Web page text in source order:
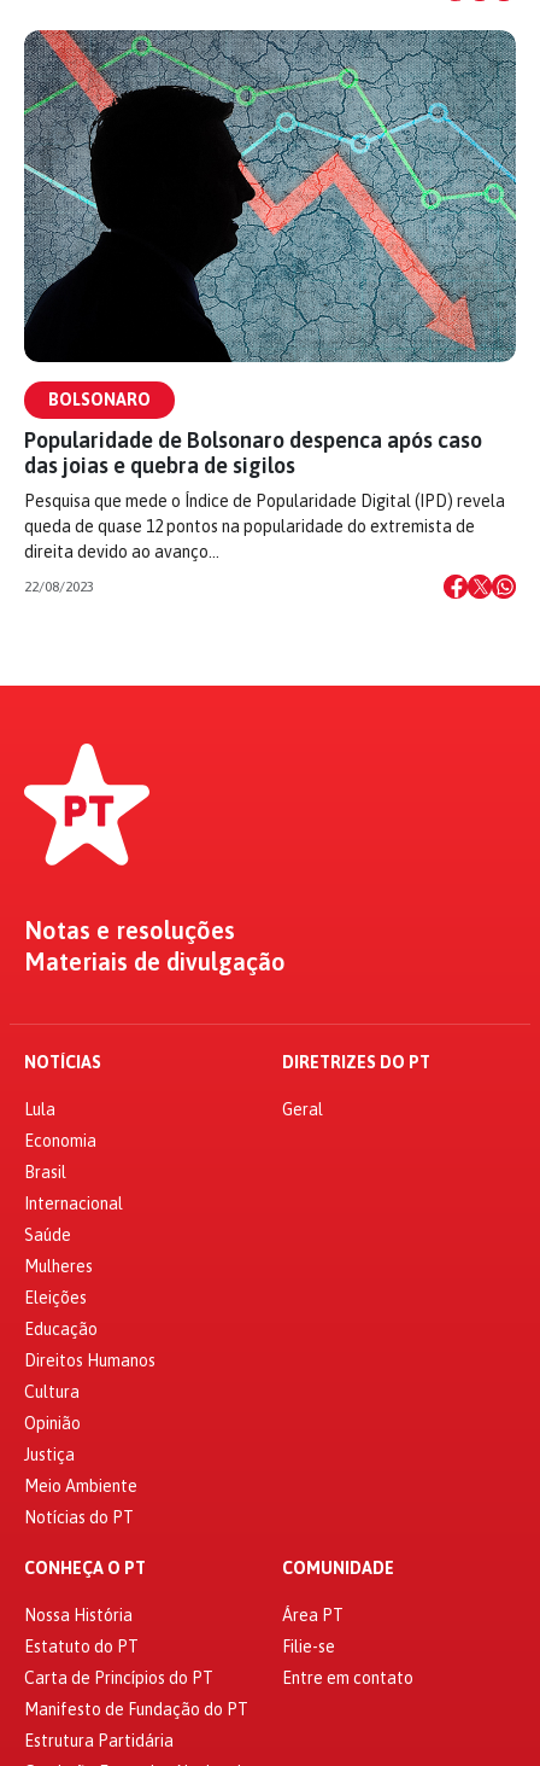
BOLSONARO
Popularidade de Bolsonaro despenca após caso
das joias e quebra de sigilos
Pesquisa que mede o Índice de Popularidade Digital (IPD) revela
queda de quase 12 pontos na popularidade do extremista de
direita devido ao avanço…
22/08/2023
Notas e resoluções
Materiais de divulgação
NOTÍCIAS
Lula
Economia
Brasil
Internacional
Saúde
Mulheres
Eleições
Educação
Direitos Humanos
Cultura
Opinião
Justiça
Meio Ambiente
Notícias do PT
DIRETRIZES DO PT
Geral
CONHEÇA O PT
Nossa História
Estatuto do PT
Carta de Princípios do PT
Manifesto de Fundação do PT
Estrutura Partidária
COMUNIDADE
Área PT
Filie-se
Entre em contato